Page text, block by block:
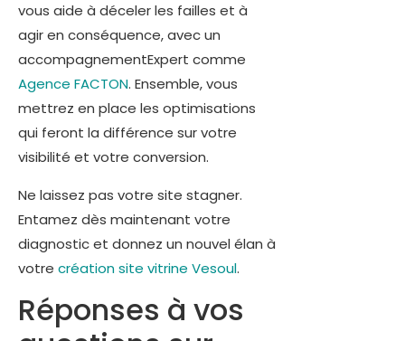
vous aide à déceler les failles et à
agir en conséquence, avec un
accompagnementExpert comme
Agence FACTON. Ensemble, vous
mettrez en place les optimisations
qui feront la différence sur votre
visibilité et votre conversion.
Ne laissez pas votre site stagner.
Entamez dès maintenant votre
diagnostic et donnez un nouvel élan à
votre création site vitrine Vesoul.
Réponses à vos